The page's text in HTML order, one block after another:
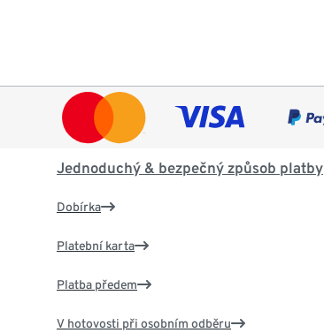
Jednoduchý & bezpečný způsob platby
Dobírka
Platební karta
Platba předem
V hotovosti při osobním odběru